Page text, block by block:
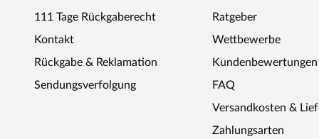
111 Tage Rückgaberecht
Kontakt
Rückgabe & Reklamation
Sendungsverfolgung
Ratgeber
Wettbewerbe
Kundenbewertungen
FAQ
Versandkosten &
Zahlungsarten